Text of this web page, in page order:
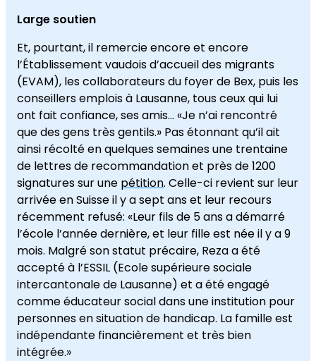
Large soutien
Et, pourtant, il remercie encore et encore
l’Établissement vaudois d’accueil des migrants
(EVAM), les collaborateurs du foyer de Bex, puis les
conseillers emplois à Lausanne, tous ceux qui lui
ont fait confiance, ses amis… «Je n’ai rencontré
que des gens très gentils.» Pas étonnant qu’il ait
ainsi récolté en quelques semaines une trentaine
de lettres de recommandation et près de 1200
signatures sur une pétition. Celle-ci revient sur leur
arrivée en Suisse il y a sept ans et leur recours
récemment refusé: «Leur fils de 5 ans a démarré
l’école l’année dernière, et leur fille est née il y a 9
mois. Malgré son statut précaire, Reza a été
accepté à l’ESSIL (Ecole supérieure sociale
intercantonale de Lausanne) et a été engagé
comme éducateur social dans une institution pour
personnes en situation de handicap. La famille est
indépendante financièrement et très bien
intégrée.»